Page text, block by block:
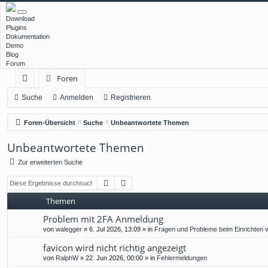
Download
Plugins
Dokumentation
Demo
Blog
Forum
ch
ne
llz
ug
f
Foren
Suche Anmelden Registrieren
Foren-Übersicht Suche Unbeantwortete Themen
Unbeantwortete Themen
Zur erweiterten Suche
Suche
Themen
Problem mit 2FA Anmeldung
von walegger » 6. Jul 2026, 13:09 » in Fragen und Probleme beim Einrichten
favicon wird nicht richtig angezeigt
von RalphW» 22. Jun 2026, 00:00 » in Fehlermeldungen